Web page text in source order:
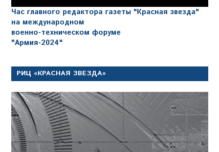
Час главного редактора газеты "Красная звезда"
на международном
военно-техническом форуме
"Армия-2024"
РИЦ «КРАСНАЯ ЗВЕЗДА»